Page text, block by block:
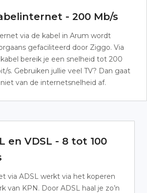
- 200 Mb/s
via de kabel in Arum wordt
gefaciliteerd door Ziggo. Via
bereik je een snelheid tot 200
s. Gebruiken jullie veel TV? Dan gaat
van de internetsnelheid af.
en VDSL - 8 tot 100
via ADSL werkt via het koperen
van KPN. Door ADSL haal je zo’n